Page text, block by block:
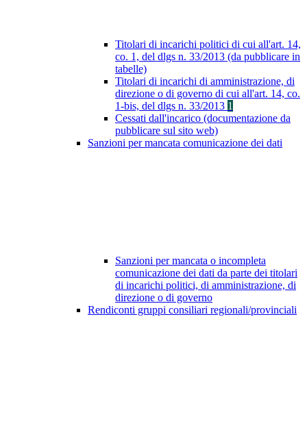
Titolari di incarichi politici di cui all'art. 14,
co. 1, del dlgs n. 33/2013 (da pubblicare in
tabelle)
Titolari di incarichi di amministrazione, di
direzione o di governo di cui all'art. 14, co.
1-bis, del dlgs n. 33/2013 1
Cessati dall'incarico (documentazione da
pubblicare sul sito web)
Sanzioni per mancata comunicazione dei dati
Sanzioni per mancata o incompleta
comunicazione dei dati da parte dei titolari
di incarichi politici, di amministrazione, di
direzione o di governo
Rendiconti gruppi consiliari regionali/provinciali